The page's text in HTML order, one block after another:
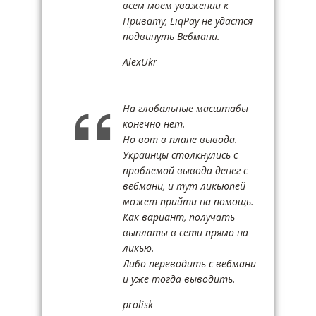
всем моем уважении к
Привату, LiqPay не удастся
подвинуть Вебмани.
AlexUkr
На глобальные масштабы
конечно нет.
Но вот в плане вывода.
Украинцы столкнулись с
проблемой вывода денег с
вебмани, и тут ликьюпей
может прийти на помощь.
Как вариант, получать
выплаты в сети прямо на
ликью.
Либо переводить с вебмани
и уже тогда выводить.
prolisk